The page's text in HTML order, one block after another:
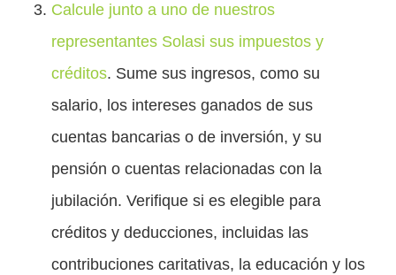
Calcule junto a uno de nuestros
representantes Solasi sus impuestos y
créditos. Sume sus ingresos, como su
salario, los intereses ganados de sus
cuentas bancarias o de inversión, y su
pensión o cuentas relacionadas con la
jubilación. Verifique si es elegible para
créditos y deducciones, incluidas las
contribuciones caritativas, la educación y los